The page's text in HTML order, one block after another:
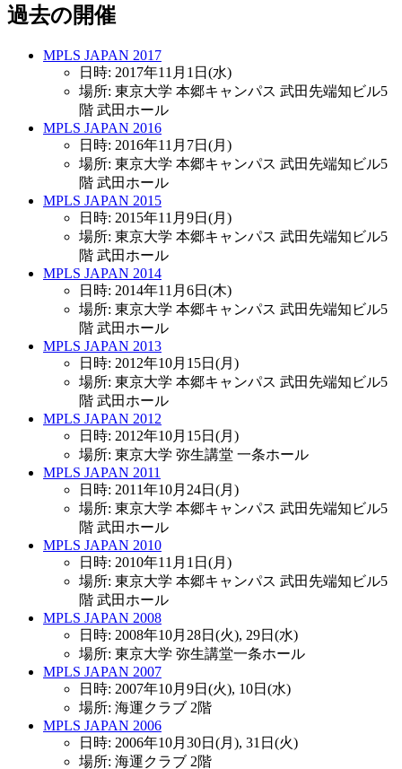
過去の開催
MPLS JAPAN 2017
日時: 2017年11月1日(水)
場所: 東京大学 本郷キャンパス 武田先端知ビル5
階 武田ホール
MPLS JAPAN 2016
日時: 2016年11月7日(月)
場所: 東京大学 本郷キャンパス 武田先端知ビル5
階 武田ホール
MPLS JAPAN 2015
日時: 2015年11月9日(月)
場所: 東京大学 本郷キャンパス 武田先端知ビル5
階 武田ホール
MPLS JAPAN 2014
日時: 2014年11月6日(木)
場所: 東京大学 本郷キャンパス 武田先端知ビル5
階 武田ホール
MPLS JAPAN 2013
日時: 2012年10月15日(月)
場所: 東京大学 本郷キャンパス 武田先端知ビル5
階 武田ホール
MPLS JAPAN 2012
日時: 2012年10月15日(月)
場所: 東京大学 弥生講堂 一条ホール
MPLS JAPAN 2011
日時: 2011年10月24日(月)
場所: 東京大学 本郷キャンパス 武田先端知ビル5
階 武田ホール
MPLS JAPAN 2010
日時: 2010年11月1日(月)
場所: 東京大学 本郷キャンパス 武田先端知ビル5
階 武田ホール
MPLS JAPAN 2008
日時: 2008年10月28日(火), 29日(水)
場所: 東京大学 弥生講堂一条ホール
MPLS JAPAN 2007
日時: 2007年10月9日(火), 10日(水)
場所: 海運クラブ 2階
MPLS JAPAN 2006
日時: 2006年10月30日(月), 31日(火)
場所: 海運クラブ 2階